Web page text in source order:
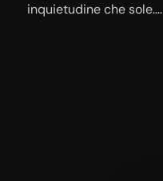
inquietudine che sole….